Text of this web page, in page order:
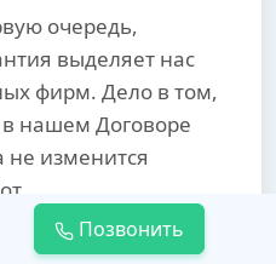
очередь,
выделяет нас
фирм. Дело в том,
в нашем Договоре
изменится
под названием
Позвонить